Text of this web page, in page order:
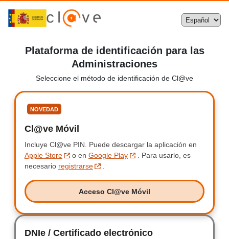
Plataforma de identificación para las
Administraciones
Seleccione el método de identificación de Cl@ve
NOVEDAD
Cl@ve Móvil
Incluye Cl@ve PIN. Incluye Clave PIN.
Puede descargar la aplicación en
Apple Store
o en Google Play
Para usarlo, es
necesario registrarse .
Acceso Cl@ve Móvil
Acceso Clave Móvil
DNIe / Certificado electrónicoDNIe /